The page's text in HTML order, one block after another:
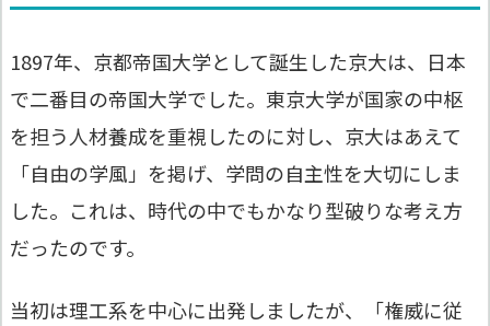
1897年、京都帝国大学として誕生した京大は、日本
で二番目の帝国大学でした。東京大学が国家の中枢
を担う人材養成を重視したのに対し、京大はあえて
「自由の学風」を掲げ、学問の自主性を大切にしま
した。これは、時代の中でもかなり型破りな考え方
だったのです。
当初は理工系を中心に出発しましたが、「権威に従